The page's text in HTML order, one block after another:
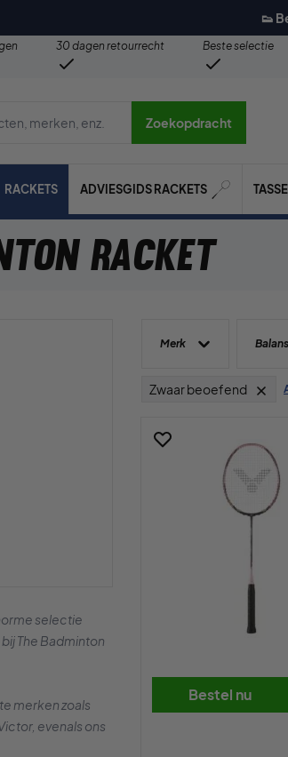
👟
30 dagen retourrecht
Beste selectie
merken etc.
Zoekopdracht
RACKETS ADVIESGIDS RACKETS
racket
selectie
The Badminton
merken zoals
evenals ons
Merk Balans
Zwaar beoefend
Bestel nu